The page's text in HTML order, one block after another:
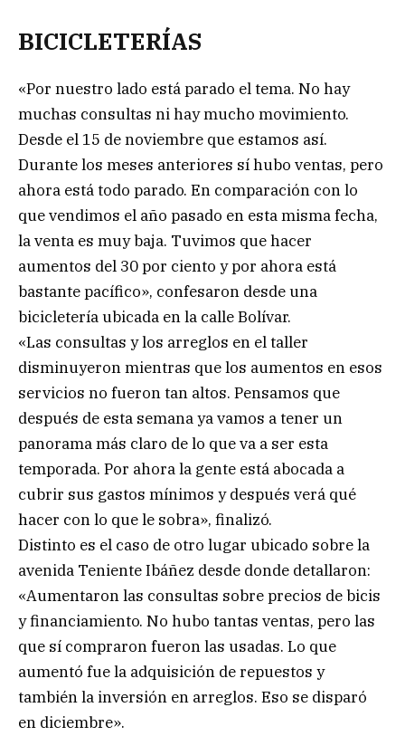
BICICLETERÍAS
«Por nuestro lado está parado el tema. No hay
muchas consultas ni hay mucho movimiento.
Desde el 15 de noviembre que estamos así.
Durante los meses anteriores sí hubo ventas, pero
ahora está todo parado. En comparación con lo
que vendimos el año pasado en esta misma fecha,
la venta es muy baja. Tuvimos que hacer
aumentos del 30 por ciento y por ahora está
bastante pacífico», confesaron desde una
bicicletería ubicada en la calle Bolívar.
«Las consultas y los arreglos en el taller
disminuyeron mientras que los aumentos en esos
servicios no fueron tan altos. Pensamos que
después de esta semana ya vamos a tener un
panorama más claro de lo que va a ser esta
temporada. Por ahora la gente está abocada a
cubrir sus gastos mínimos y después verá qué
hacer con lo que le sobra», finalizó.
Distinto es el caso de otro lugar ubicado sobre la
avenida Teniente Ibáñez desde donde detallaron:
«Aumentaron las consultas sobre precios de bicis
y financiamiento. No hubo tantas ventas, pero las
que sí compraron fueron las usadas. Lo que
aumentó fue la adquisición de repuestos y
también la inversión en arreglos. Eso se disparó
en diciembre».